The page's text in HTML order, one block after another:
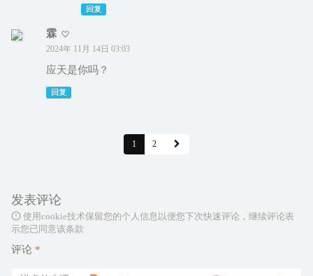
回复
霖
2024年 11月 14日 03:03
应天是你吗？
回复
1 2
发表评论
使用cookie技术保留您的个人信息以便您下次快速评论，继续评论表
示您已同意该条款
评论 *